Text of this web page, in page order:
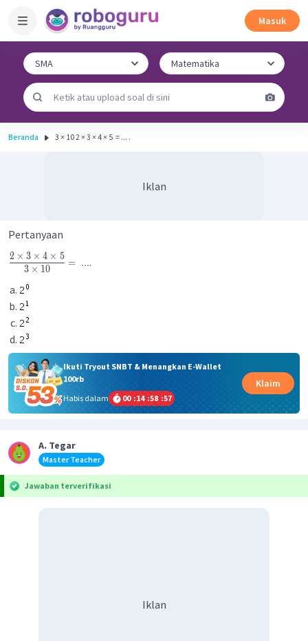
Masuk
Beranda 3 × 10 2 × 3 × 4 × 5 ​ = ... .
Iklan
Pertanyaan
3 × 10
2 × 3 × 4 × 5
= ....
Ikuti Tryout SNBT & Menangkan E-Wallet
100rb
Habis dalam
00 :14 :58 :57
Klaim
A. Tegar
Master Teacher
Jawaban terverifikasi
Iklan